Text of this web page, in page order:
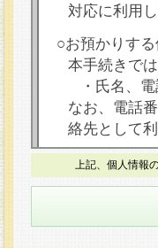
対応に利用し
○お預かりす
本手続きで
・氏名、
なお、電話
絡先として利
○本人が容易
本フォーム
○個人情報の
上記、個人情報